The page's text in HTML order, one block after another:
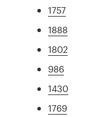
1757
1888
1802
986
1430
1769